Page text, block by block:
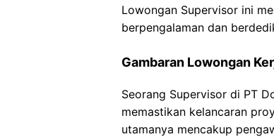
Lowongan Supervisor ini
berpengalaman dan
Gambaran Lowongan
Seorang Supervisor di PT
memastikan kelancaran
utamanya mencakup